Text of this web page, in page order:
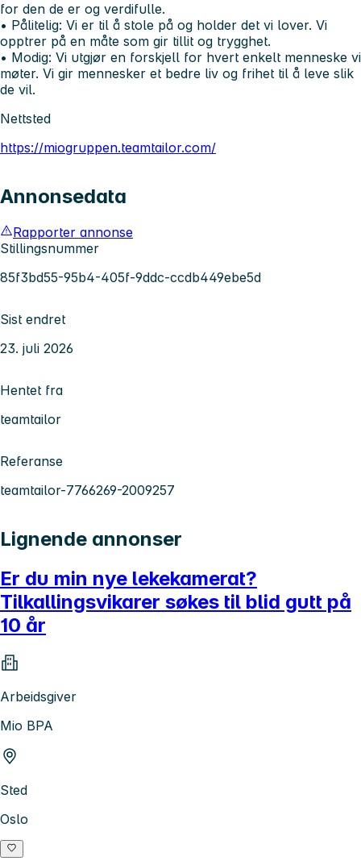
for den de er og verdifulle.
• Pålitelig: Vi er til å stole på og holder det vi lover. Vi
opptrer på en måte som gir tillit og trygghet.
• Modig: Vi utgjør en forskjell for hvert enkelt menneske vi
møter. Vi gir mennesker et bedre liv og frihet til å leve slik
de vil.
Nettsted
https://miogruppen.teamtailor.com/
Annonsedata
Rapporter annonse
Stillingsnummer
85f3bd55-95b4-405f-9ddc-ccdb449ebe5d
Sist endret
23. juli 2026
Hentet fra
teamtailor
Referanse
teamtailor-7766269-2009257
Lignende annonser
Er du min nye lekekamerat?
Tilkallingsvikarer søkes til blid gutt på
10 år
Arbeidsgiver
Mio BPA
Sted
Oslo